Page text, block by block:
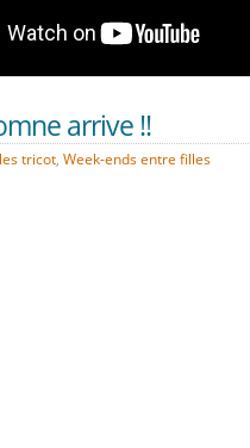
arrive !!
tricot, Week-ends entre filles